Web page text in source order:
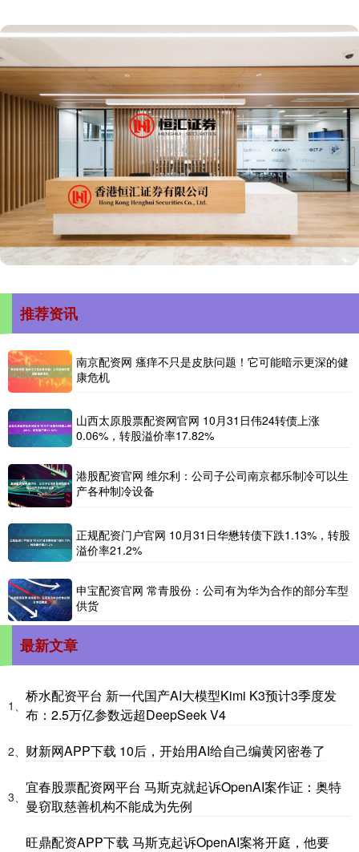
推荐资讯
南京配资网 瘙痒不只是皮肤问题！它可能暗示更深的健
康危机
山西太原股票配资网官网 10月31日伟24转债上涨
0.06%，转股溢价率17.82%
港股配资官网 维尔利：公司子公司南京都乐制冷可以生
产各种制冷设备
正规配资门户官网 10月31日华懋转债下跌1.13%，转股
溢价率21.2%
申宝配资官网 常青股份：公司有为华为合作的部分车型
供货
最新文章
1、
桥水配资平台 新一代国产AI大模型Kimi K3预计3季度发
布：2.5万亿参数远超DeepSeek V4
2、 财新网APP下载 10后，开始用AI给自己编黄冈密卷了
3、
宜春股票配资网平台 马斯克就起诉OpenAI案作证：奥特
曼窃取慈善机构不能成为先例
旺鼎配资APP下载 马斯克起诉OpenAI案将开庭，他要